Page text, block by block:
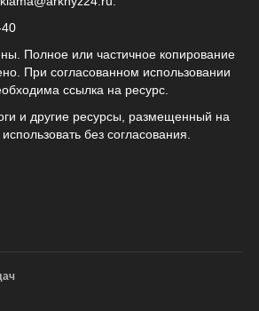
Полное или частичное копирование
При согласованном использовании
ссылка на ресурс.
и другие ресурсы, размещенный на
без согласования.